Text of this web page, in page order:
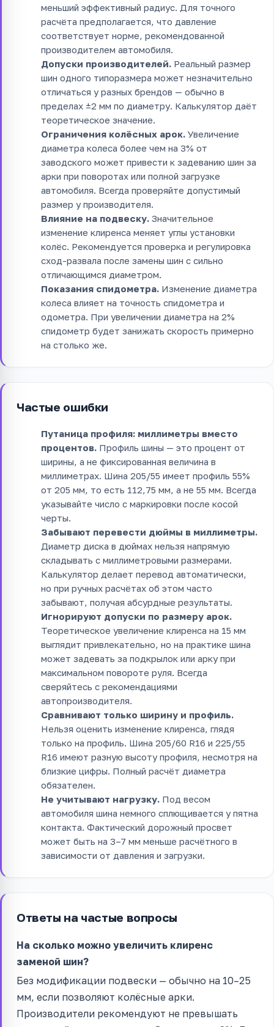
меньший эффективный радиус. Для точного
расчёта предполагается, что давление
соответствует норме, рекомендованной
производителем автомобиля.
Допуски производителей. Реальный размер
шин одного типоразмера может незначительно
отличаться у разных брендов — обычно в
пределах ±2 мм по диаметру. Калькулятор даёт
теоретическое значение.
Ограничения колёсных арок. Увеличение
диаметра колеса более чем на 3% от
заводского может привести к задеванию шин за
арки при поворотах или полной загрузке
автомобиля. Всегда проверяйте допустимый
размер у производителя.
Влияние на подвеску. Значительное
изменение клиренса меняет углы установки
колёс. Рекомендуется проверка и регулировка
сход-развала после замены шин с сильно
отличающимся диаметром.
Показания спидометра. Изменение диаметра
колеса влияет на точность спидометра и
одометра. При увеличении диаметра на 2%
спидометр будет занижать скорость примерно
на столько же.
Частые ошибки
Путаница профиля: миллиметры вместо
процентов. Профиль шины — это процент от
ширины, а не фиксированная величина в
миллиметрах. Шина 205/55 имеет профиль 55%
от 205 мм, то есть 112,75 мм, а не 55 мм. Всегда
указывайте число с маркировки после косой
черты.
Забывают перевести дюймы в миллиметры.
Диаметр диска в дюймах нельзя напрямую
складывать с миллиметровыми размерами.
Калькулятор делает перевод автоматически,
но при ручных расчётах об этом часто
забывают, получая абсурдные результаты.
Игнорируют допуски по размеру арок.
Теоретическое увеличение клиренса на 15 мм
выглядит привлекательно, но на практике шина
может задевать за подкрылок или арку при
максимальном повороте руля. Всегда
сверяйтесь с рекомендациями
автопроизводителя.
Сравнивают только ширину и профиль.
Нельзя оценить изменение клиренса, глядя
только на профиль. Шина 205/60 R16 и 225/55
R16 имеют разную высоту профиля, несмотря на
близкие цифры. Полный расчёт диаметра
обязателен.
Не учитывают нагрузку. Под весом
автомобиля шина немного сплющивается у пятна
контакта. Фактический дорожный просвет
может быть на 3–7 мм меньше расчётного в
зависимости от давления и загрузки.
Ответы на частые вопросы
На сколько можно увеличить клиренс
заменой шин?
Без модификации подвески — обычно на 10–25
мм, если позволяют колёсные арки.
Производители рекомендуют не превышать